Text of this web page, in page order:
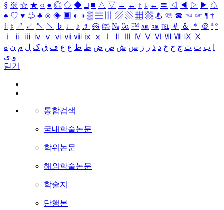
§ ※ ☆ ★ ○ ● ◎ ◇ ◆ □ ■ △ ▽ → ← ↑ ↓ ↔ 〓 ◁ ◀ ▷ ▶ ♤
♠ ♡ ♥ ♧ ♣ ⊙ ◈ ▣ ◐ ◑ ▒ ▤ ▨ ▧ ▦ ▩ ♨ ☏ ☎ ☜ ☞ ¶ †
‡ ↕ ↗ ↙ ↖ ↘ ♭ ♩ ♪ ♬ ㉿ ㈜ № ㏇ ™ ㏂ ㏘ ℡ ＃ ＆ ＊ ＠ ª º
ⅰ
ⅱ ⅲ ⅳ ⅴ ⅵ ⅶ ⅷ ⅸ ⅹ Ⅳ Ⅴ Ⅵ Ⅶ Ⅷ Ⅸ Ⅹ
ب ت ث ج ح خ د ذ ر ز س ش ص ض ط ظ ع غ ف ق ک ل م ن ه
و ی
닫기
통합검색
국내학술논문
학위논문
해외학술논문
학술지
단행본